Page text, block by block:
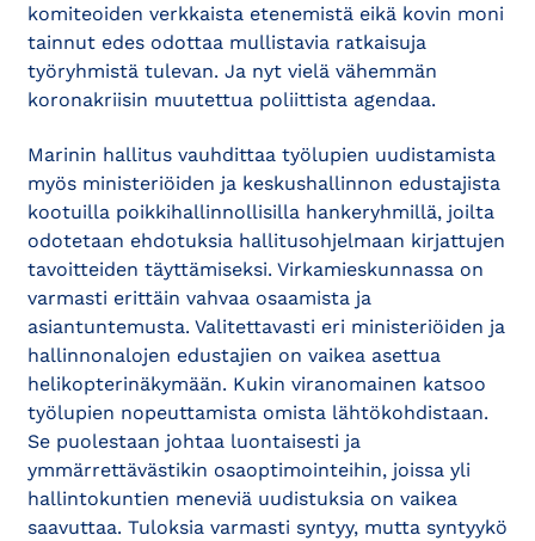
komiteoiden verkkaista etenemistä eikä kovin moni
tainnut edes odottaa mullistavia ratkaisuja
työryhmistä tulevan. Ja nyt vielä vähemmän
koronakriisin muutettua poliittista agendaa.
Marinin hallitus vauhdittaa työlupien uudistamista
myös ministeriöiden ja keskushallinnon edustajista
kootuilla poikkihallinnollisilla hankeryhmillä, joilta
odotetaan ehdotuksia hallitusohjelmaan kirjattujen
tavoitteiden täyttämiseksi. Virkamieskunnassa on
varmasti erittäin vahvaa osaamista ja
asiantuntemusta. Valitettavasti eri ministeriöiden ja
hallinnonalojen edustajien on vaikea asettua
helikopterinäkymään. Kukin viranomainen katsoo
työlupien nopeuttamista omista lähtökohdistaan.
Se puolestaan johtaa luontaisesti ja
ymmärrettävästikin osaoptimointeihin, joissa yli
hallintokuntien meneviä uudistuksia on vaikea
saavuttaa. Tuloksia varmasti syntyy, mutta syntyykö